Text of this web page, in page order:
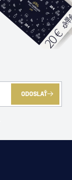
ODOSLAŤ